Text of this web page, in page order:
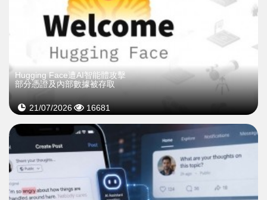
Hugging Face遭AI智能體攻擊
部分憑證及內部數據被存取
21/07/2026 16681